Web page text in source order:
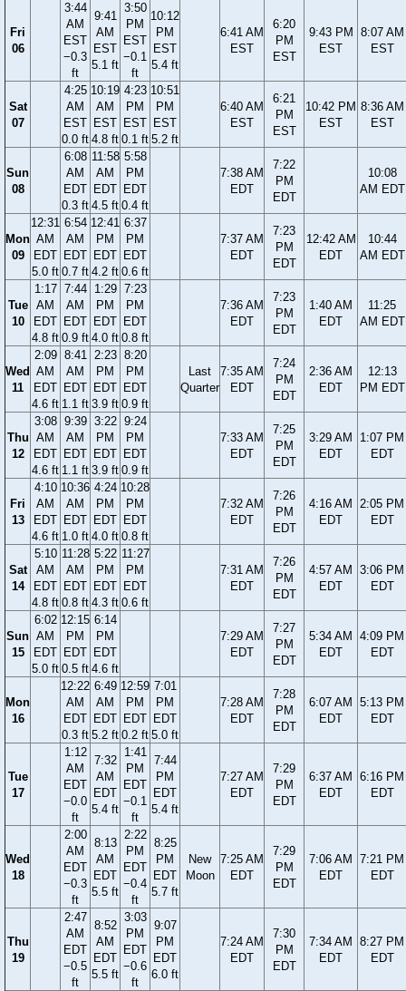
Fri
06
3:44
AM
EST
−0.3
ft
9:41
AM
EST
5.1 ft
3:50
PM
EST
−0.1
ft
10:12
PM
EST
5.4 ft
6:41 AM
EST
6:20
PM
EST
9:43 PM
EST
8:07 AM
EST
Sat
07
4:25
AM
EST
0.0 ft
10:19
AM
EST
4.8 ft
4:23
PM
EST
0.1 ft
10:51
PM
EST
5.2 ft
6:40 AM
EST
6:21
PM
EST
10:42 PM
EST
8:36 AM
EST
Sun
08
6:08
AM
EDT
0.3 ft
11:58
AM
EDT
4.5 ft
5:58
PM
EDT
0.4 ft
7:38 AM
EDT
7:22
PM
EDT
10:08
AM EDT
Mon
09
12:31
AM
EDT
5.0 ft
6:54
AM
EDT
0.7 ft
12:41
PM
EDT
4.2 ft
6:37
PM
EDT
0.6 ft
7:37 AM
EDT
7:23
PM
EDT
12:42 AM
EDT
10:44
AM EDT
Tue
10
1:17
AM
EDT
4.8 ft
7:44
AM
EDT
0.9 ft
1:29
PM
EDT
4.0 ft
7:23
PM
EDT
0.8 ft
7:36 AM
EDT
7:23
PM
EDT
1:40 AM
EDT
11:25
AM EDT
Wed
11
2:09
AM
EDT
4.6 ft
8:41
AM
EDT
1.1 ft
2:23
PM
EDT
3.9 ft
8:20
PM
EDT
0.9 ft
Last
Quarter
7:35 AM
EDT
7:24
PM
EDT
2:36 AM
EDT
12:13
PM EDT
Thu
12
3:08
AM
EDT
4.6 ft
9:39
AM
EDT
1.1 ft
3:22
PM
EDT
3.9 ft
9:24
PM
EDT
0.9 ft
7:33 AM
EDT
7:25
PM
EDT
3:29 AM
EDT
1:07 PM
EDT
Fri
13
4:10
AM
EDT
4.6 ft
10:36
AM
EDT
1.0 ft
4:24
PM
EDT
4.0 ft
10:28
PM
EDT
0.8 ft
7:32 AM
EDT
7:26
PM
EDT
4:16 AM
EDT
2:05 PM
EDT
Sat
14
5:10
AM
EDT
4.8 ft
11:28
AM
EDT
0.8 ft
5:22
PM
EDT
4.3 ft
11:27
PM
EDT
0.6 ft
7:31 AM
EDT
7:26
PM
EDT
4:57 AM
EDT
3:06 PM
EDT
Sun
15
6:02
AM
EDT
5.0 ft
12:15
PM
EDT
0.5 ft
6:14
PM
EDT
4.6 ft
7:29 AM
EDT
7:27
PM
EDT
5:34 AM
EDT
4:09 PM
EDT
Mon
16
12:22
AM
EDT
0.3 ft
6:49
AM
EDT
5.2 ft
12:59
PM
EDT
0.2 ft
7:01
PM
EDT
5.0 ft
7:28 AM
EDT
7:28
PM
EDT
6:07 AM
EDT
5:13 PM
EDT
Tue
17
1:12
AM
EDT
−0.0
ft
7:32
AM
EDT
5.4 ft
1:41
PM
EDT
−0.1
ft
7:44
PM
EDT
5.4 ft
7:27 AM
EDT
7:29
PM
EDT
6:37 AM
EDT
6:16 PM
EDT
Wed
18
2:00
AM
EDT
−0.3
ft
8:13
AM
EDT
5.5 ft
2:22
PM
EDT
−0.4
ft
8:25
PM
EDT
5.7 ft
New
Moon
7:25 AM
EDT
7:29
PM
EDT
7:06 AM
EDT
7:21 PM
EDT
Thu
19
2:47
AM
EDT
−0.5
ft
8:52
AM
EDT
5.5 ft
3:03
PM
EDT
−0.6
ft
9:07
PM
EDT
6.0 ft
7:24 AM
EDT
7:30
PM
EDT
7:34 AM
EDT
8:27 PM
EDT